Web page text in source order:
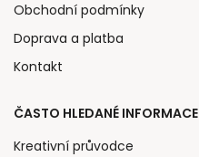
Obchodní podmínky
Doprava a platba
Kontakt
ČASTO HLEDANÉ INFORMACE
Kreativní průvodce